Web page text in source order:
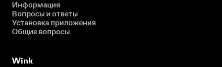
Информация
Вопросы и ответы
Установка приложения
Общие вопросы
Wink